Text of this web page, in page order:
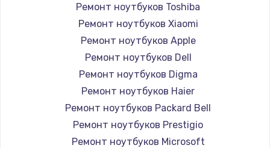
Ремонт ноутбуков Toshiba
Ремонт ноутбуков Xiaomi
Ремонт ноутбуков Apple
Ремонт ноутбуков Dell
Ремонт ноутбуков Digma
Ремонт ноутбуков Haier
Ремонт ноутбуков Packard Bell
Ремонт ноутбуков Prestigio
Ремонт ноутбуков Microsoft